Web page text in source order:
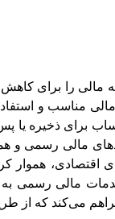
را برای
مناسب و
برای ذخیره یا
مالی رسمی و
اقتصادی،
مالی رسمی به
فراهم می‌کند که